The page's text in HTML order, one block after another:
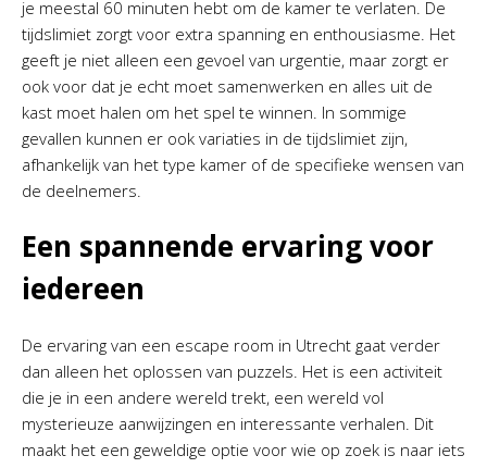
je meestal 60 minuten hebt om de kamer te verlaten. De
tijdslimiet zorgt voor extra spanning en enthousiasme. Het
geeft je niet alleen een gevoel van urgentie, maar zorgt er
ook voor dat je echt moet samenwerken en alles uit de
kast moet halen om het spel te winnen. In sommige
gevallen kunnen er ook variaties in de tijdslimiet zijn,
afhankelijk van het type kamer of de specifieke wensen van
de deelnemers.
Een spannende ervaring voor
iedereen
De ervaring van een escape room in Utrecht gaat verder
dan alleen het oplossen van puzzels. Het is een activiteit
die je in een andere wereld trekt, een wereld vol
mysterieuze aanwijzingen en interessante verhalen. Dit
maakt het een geweldige optie voor wie op zoek is naar iets